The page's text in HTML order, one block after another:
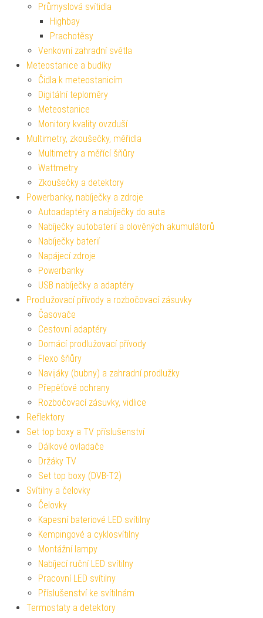
Průmyslová svítidla
Highbay
Prachotěsy
Venkovní zahradní světla
Meteostanice a budíky
Čidla k meteostanicím
Digitální teploměry
Meteostanice
Monitory kvality ovzduší
Multimetry, zkoušečky, měřidla
Multimetry a měřící šňůry
Wattmetry
Zkoušečky a detektory
Powerbanky, nabíječky a zdroje
Autoadaptéry a nabíječky do auta
Nabíječky autobaterií a olověných akumulátorů
Nabíječky baterií
Napájecí zdroje
Powerbanky
USB nabíječky a adaptéry
Prodlužovací přívody a rozbočovací zásuvky
Časovače
Cestovní adaptéry
Domácí prodlužovací přívody
Flexo šňůry
Navijáky (bubny) a zahradní prodlužky
Přepěťové ochrany
Rozbočovací zásuvky, vidlice
Reflektory
Set top boxy a TV příslušenství
Dálkové ovladače
Držáky TV
Set top boxy (DVB-T2)
Svítilny a čelovky
Čelovky
Kapesní bateriové LED svítilny
Kempingové a cyklosvítilny
Montážní lampy
Nabíjecí ruční LED svítilny
Pracovní LED svítilny
Příslušenství ke svítilnám
Termostaty a detektory